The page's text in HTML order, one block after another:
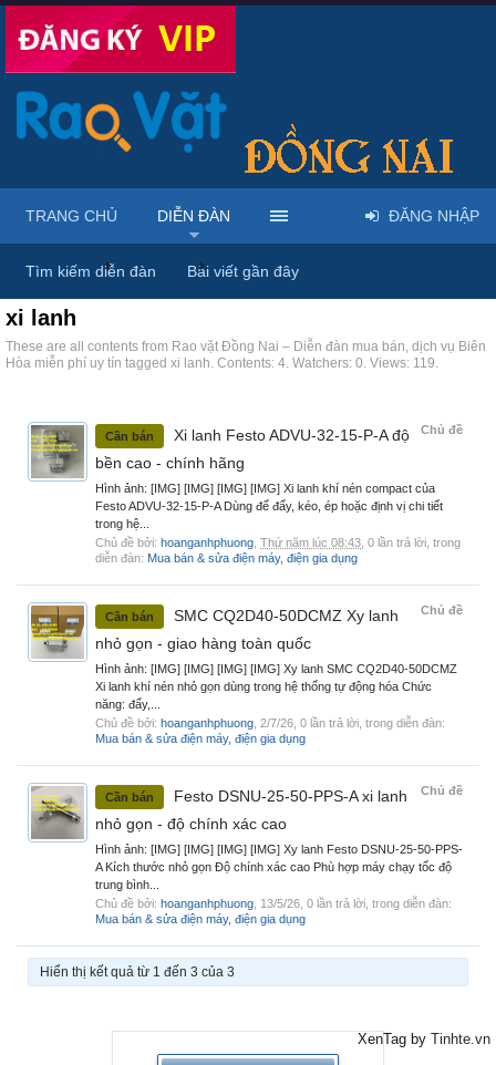
Trang chủ Diễn đàn Tags
xi lanh
These are all contents from Rao vặt Đồng Nai – Diễn đàn mua bán, dịch vụ Biên
Hòa miễn phí uy tín tagged xi lanh. Contents: 4. Watchers: 0. Views: 119.
Chủ đề
Cần bán
Xi lanh Festo ADVU-32-15-P-A độ
bền cao - chính hãng
Hình ảnh: [IMG] [IMG] [IMG] [IMG] Xi lanh khí nén compact của
Festo ADVU-32-15-P-A Dùng để đẩy, kéo, ép hoặc định vị chi tiết
trong hệ...
Chủ đề bởi: hoanganhphuong Thứ năm lúc 08:43 , 0 lần trả lời, trong
diễn đàn: Mua bán & sửa điện máy, điện gia dụng
Chủ đề
Cần bán
SMC CQ2D40-50DCMZ Xy lanh
nhỏ gọn - giao hàng toàn quốc
Hình ảnh: [IMG] [IMG] [IMG] [IMG] Xy lanh SMC CQ2D40-50DCMZ
Xi lanh khí nén nhỏ gọn dùng trong hệ thống tự động hóa Chức
năng: đẩy,...
Chủ đề bởi: hoanganhphuong 2/7/26 , 0 lần trả lời, trong diễn đàn:
Mua bán & sửa điện máy, điện gia dụng
Chủ đề
Cần bán
Festo DSNU-25-50-PPS-A xi lanh
nhỏ gọn - độ chính xác cao
Hình ảnh: [IMG] [IMG] [IMG] [IMG] Xy lanh Festo DSNU-25-50-PPS-
A Kích thước nhỏ gọn Độ chính xác cao Phù hợp máy chạy tốc độ
trung bình...
Chủ đề bởi: hoanganhphuong 13/5/26 , 0 lần trả lời, trong diễn đàn:
Mua bán & sửa điện máy, điện gia dụng
Hiển thị kết quả từ 1 đến 3 của 3
XenTag by Tinhte.vn
TRANG CHỦ DIỄN ĐÀN
Tìm kiếm diễn đàn Bài viết gần đây
ĐĂNG NHẬP